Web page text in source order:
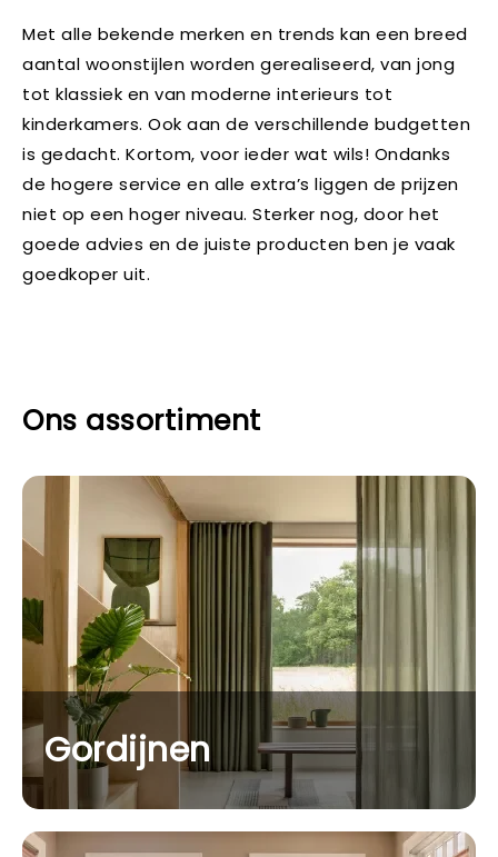
Met alle bekende merken en trends kan een breed
aantal woonstijlen worden gerealiseerd, van jong
tot klassiek en van moderne interieurs tot
kinderkamers. Ook aan de verschillende budgetten
is gedacht. Kortom, voor ieder wat wils! Ondanks
de hogere service en alle extra’s liggen de prijzen
niet op een hoger niveau. Sterker nog, door het
goede advies en de juiste producten ben je vaak
goedkoper uit.
Ons assortiment
Gordijnen